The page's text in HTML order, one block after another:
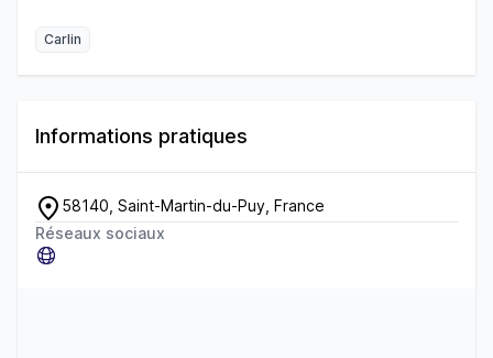
Carlin
Informations pratiques
58140, Saint-Martin-du-Puy, France
Réseaux sociaux